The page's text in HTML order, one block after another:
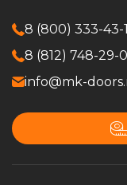
8 (800) 333-43-
8 (812) 748-29-
info@mk-